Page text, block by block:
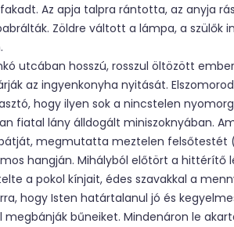
fakadt. Az apja talpra rántotta, az anyja
Zöldre váltott a lámpa, a szülők
utcában hosszú, rosszul öltözött
az ingyenkonyha nyitását.
hogy ilyen sok a nincstelen
fiatal lány álldogált miniszoknyában.
megmutatta meztelen felsőtestét
hangján. Mihályból előtört a hittérítő
a pokol kínjait, édes szavakkal a
hogy Isten határtalanul jó és
megbánják bűneiket. Mindenáron le